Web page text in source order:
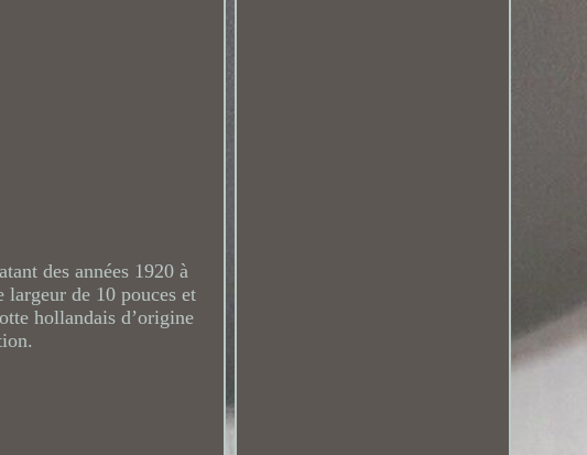
des années 1920 à
largeur de 10 pouces et
hollandais d’origine